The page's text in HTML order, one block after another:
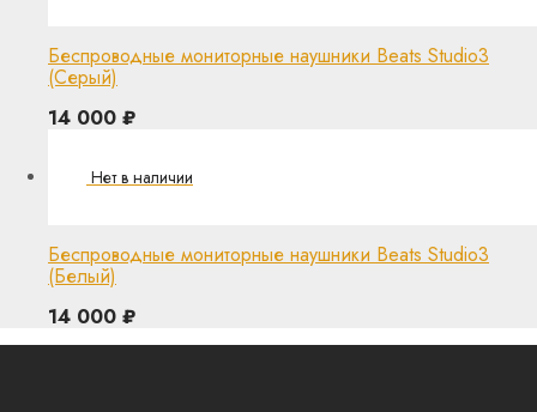
Беспроводные мониторные наушники Beats Studio3
(Серый)
14 000 ₽
Беспроводные мониторные наушники Beats Studio3
(Белый)
14 000 ₽